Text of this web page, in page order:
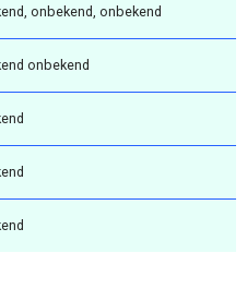
onbekend, onbekend
onbekend